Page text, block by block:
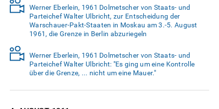
Werner Eberlein, 1961 Dolmetscher von Staats- und
Parteichef Walter Ulbricht, zur Entscheidung der
Warschauer-Pakt-Staaten in Moskau am 3.-5. August
1961, die Grenze in Berlin abzuriegeln
Werner Eberlein, 1961 Dolmetscher von Staats- und
Parteichef Walter Ulbricht: "Es ging um eine Kontrolle
über die Grenze, ... nicht um eine Mauer."